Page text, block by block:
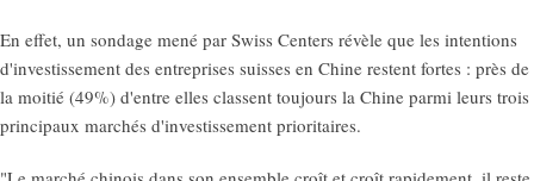
En effet, un sondage mené par Swiss Centers révèle que les intentions
d'investissement des entreprises suisses en Chine restent fortes : près de
la moitié (49%) d'entre elles classent toujours la Chine parmi leurs trois
principaux marchés d'investissement prioritaires.